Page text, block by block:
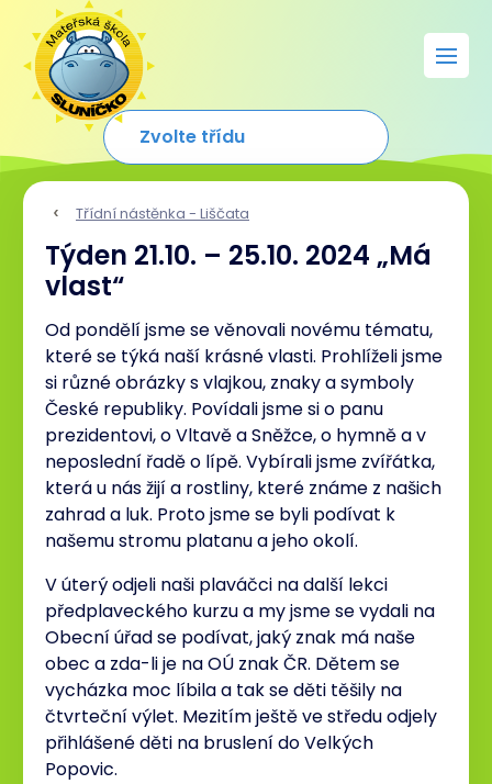
Třídní nástěnka - Liščata
Týden 21.10. – 25.10. 2024 „Má
vlast“
Od pondělí jsme se věnovali novému tématu,
které se týká naší krásné vlasti. Prohlíželi jsme
si různé obrázky s vlajkou, znaky a symboly
České republiky. Povídali jsme si o panu
prezidentovi, o Vltavě a Sněžce, o hymně a v
neposlední řadě o lípě. Vybírali jsme zvířátka,
která u nás žijí a rostliny, které známe z našich
zahrad a luk. Proto jsme se byli podívat k
našemu stromu platanu a jeho okolí.
V úterý odjeli naši plaváčci na další lekci
předplaveckého kurzu a my jsme se vydali na
Obecní úřad se podívat, jaký znak má naše
obec a zda-li je na OÚ znak ČR. Dětem se
vycházka moc líbila a tak se děti těšily na
čtvrteční výlet. Mezitím ještě ve středu odjely
přihlášené děti na bruslení do Velkých
Popovic.